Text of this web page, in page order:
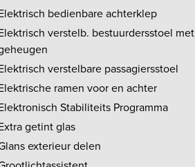
bedienbare achterklep
verstelb. bestuurdersstoel met
verstelbare passagiersstoel
ramen voor en achter
Stabiliteits Programma
getint glas
exterieur delen